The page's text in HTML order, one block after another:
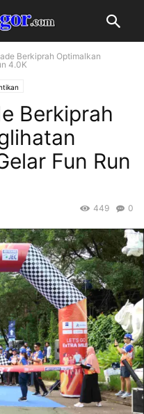
Berkiprah Optimalkan
4.0K
Berkiprah
Fun Run
0
449